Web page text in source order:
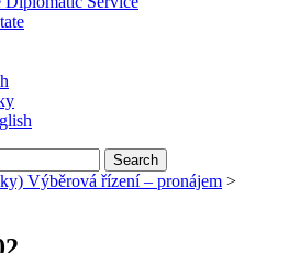
Výběrová řízení – pronájem >